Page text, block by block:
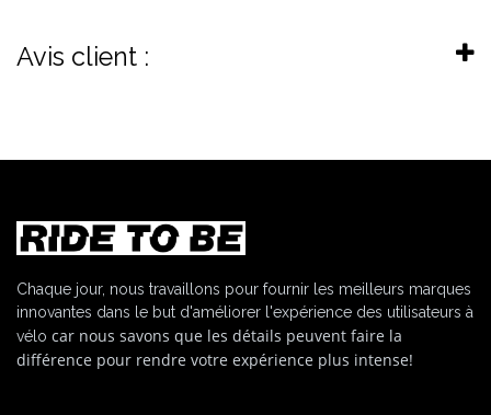
Avis client :
Chaque jour, nous travaillons pour fournir les meilleurs marques
innovantes dans le but d'améliorer l'expérience des utilisateurs à
vélo car nous savons que les détails peuvent faire la
différence pour rendre votre expérience plus intense!